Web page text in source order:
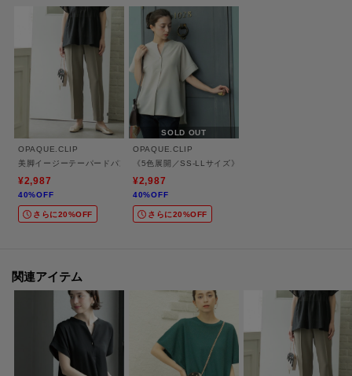
※同素材のデザインブラウス（637－83001）とのセットアップでの着用もお
すすめです。
・マットな質感とドライなタッチがポイントの梳毛（そもう）調素材を使
・程よい厚みのドライな素材感は、シーズンを選ばず着用が可能です。
・身体のラインを拾い過ぎず、しっかりストレッチが効いているので着心地
も快適です。
・クリーンできちんと感がありながら、お手入れがしやすい防シワ機能付
き。
・マシンウォッシャブルでご家庭でのお洗濯が可能。
【仕様】
・ポケット数：横×2 後ろ（ダミー）×2
・ウエスト総ゴム
・裏地なし
※こちらの商品はやや透け感があるため、インナーの着用をおすすめしま
OPAQUE.CLIP
美脚イージーテーパードパンツ【防シワ／洗濯機洗い可／抗ピル／ストレッチ】《丈
¥2,987
40%OFF
さらに20%OFF
SOLD OUT
OPAQUE.CLIP
《5色展開／SS-LLサイズ》スキッパー金ボタンブラウ
¥2,987
40%OFF
さらに20%OFF
関連アイテム